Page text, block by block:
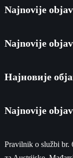
Najnovije
Najnovije
Најновије
Najnovije
Pravilnik o službi br.